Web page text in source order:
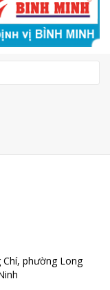
phường Long